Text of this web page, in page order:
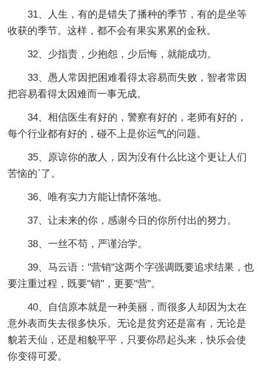
31、人生，有的是错失了播种的季节，有的是坐等
收获的季节。这样，都不会有果实累累的金秋。
32、少指责，少抱怨，少后悔，就能成功。
33、愚人常因把困难看得太容易而失败，智者常因
把容易看得太因难而一事无成。
34、相信医生有好的，警察有好的，老师有好的，
每个行业都有好的，碰不上是你运气的问题。
35、原谅你的敌人，因为没有什么比这个更让人们
苦恼的`了。
36、唯有实力方能让情怀落地。
37、让未来的你，感谢今日的你所付出的努力。
38、一丝不苟，严谨治学。
39、马云语："营销"这两个字强调既要追求结果，也
要注重过程，既要"销"，更要"营"。
40、自信原本就是一种美丽，而很多人却因为太在
意外表而失去很多快乐。无论是贫穷还是富有，无论是
貌若天仙，还是相貌平平，只要你昂起头来，快乐会使
你变得可爱。